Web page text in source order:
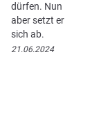
dürfen. Nun
aber setzt er
sich ab.
21.06.2024